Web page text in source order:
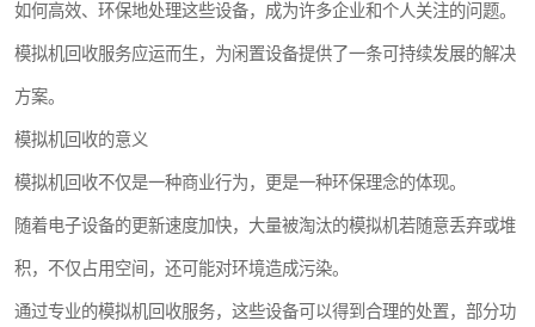
如何高效、环保地处理这些设备，成为许多企业和个人关注的问题。
模拟机回收服务应运而生，为闲置设备提供了一条可持续发展的解决
方案。
模拟机回收的意义
模拟机回收不仅是一种商业行为，更是一种环保理念的体现。
随着电子设备的更新速度加快，大量被淘汰的模拟机若随意丢弃或堆
积，不仅占用空间，还可能对环境造成污染。
通过专业的模拟机回收服务，这些设备可以得到合理的处置，部分功